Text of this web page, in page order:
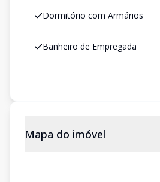
Dormitório com Armários
Banheiro de Empregada
Mapa do imóvel